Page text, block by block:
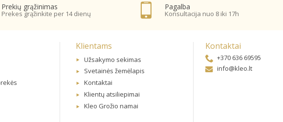
Prekių grąžinimas
Prekes grąžinkite per 14 dienų
Pagalba
Konsultacija nuo 8 iki 17h
Klientams
Užsakymo sekimas
Svetainės žemėlapis
Kontaktai
Klientų atsiliepimai
Kleo Grožio namai
Kontaktai
+370 636 69595
info@kleo.lt